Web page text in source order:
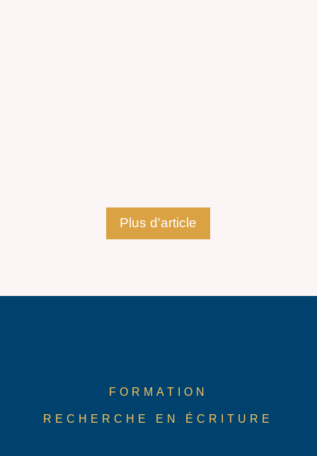
Plus d'article
FORMATION
RECHERCHE EN ÉCRITURE